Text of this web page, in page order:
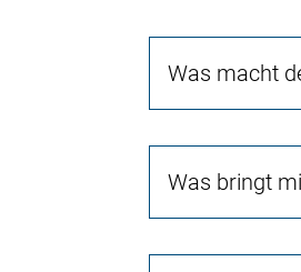
Was macht
Was bringt